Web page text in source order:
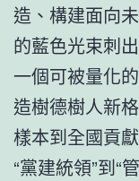
造、構建面向
的藍色光束刺
一個可被量化
造樹德樹人新
樣本到全國貢
“黨建統領”到“